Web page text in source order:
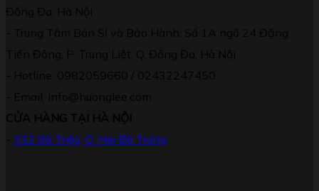
332 Bà Triệu, Q. Hai Bà Trưng